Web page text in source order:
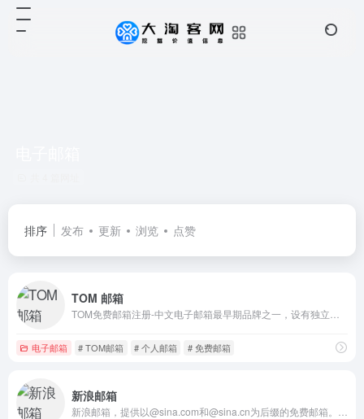
排序 发布 更新 浏览 点赞
TOM 邮箱
电子邮箱 # TOM邮箱 # 个人邮箱 # 免费邮箱
新浪邮箱